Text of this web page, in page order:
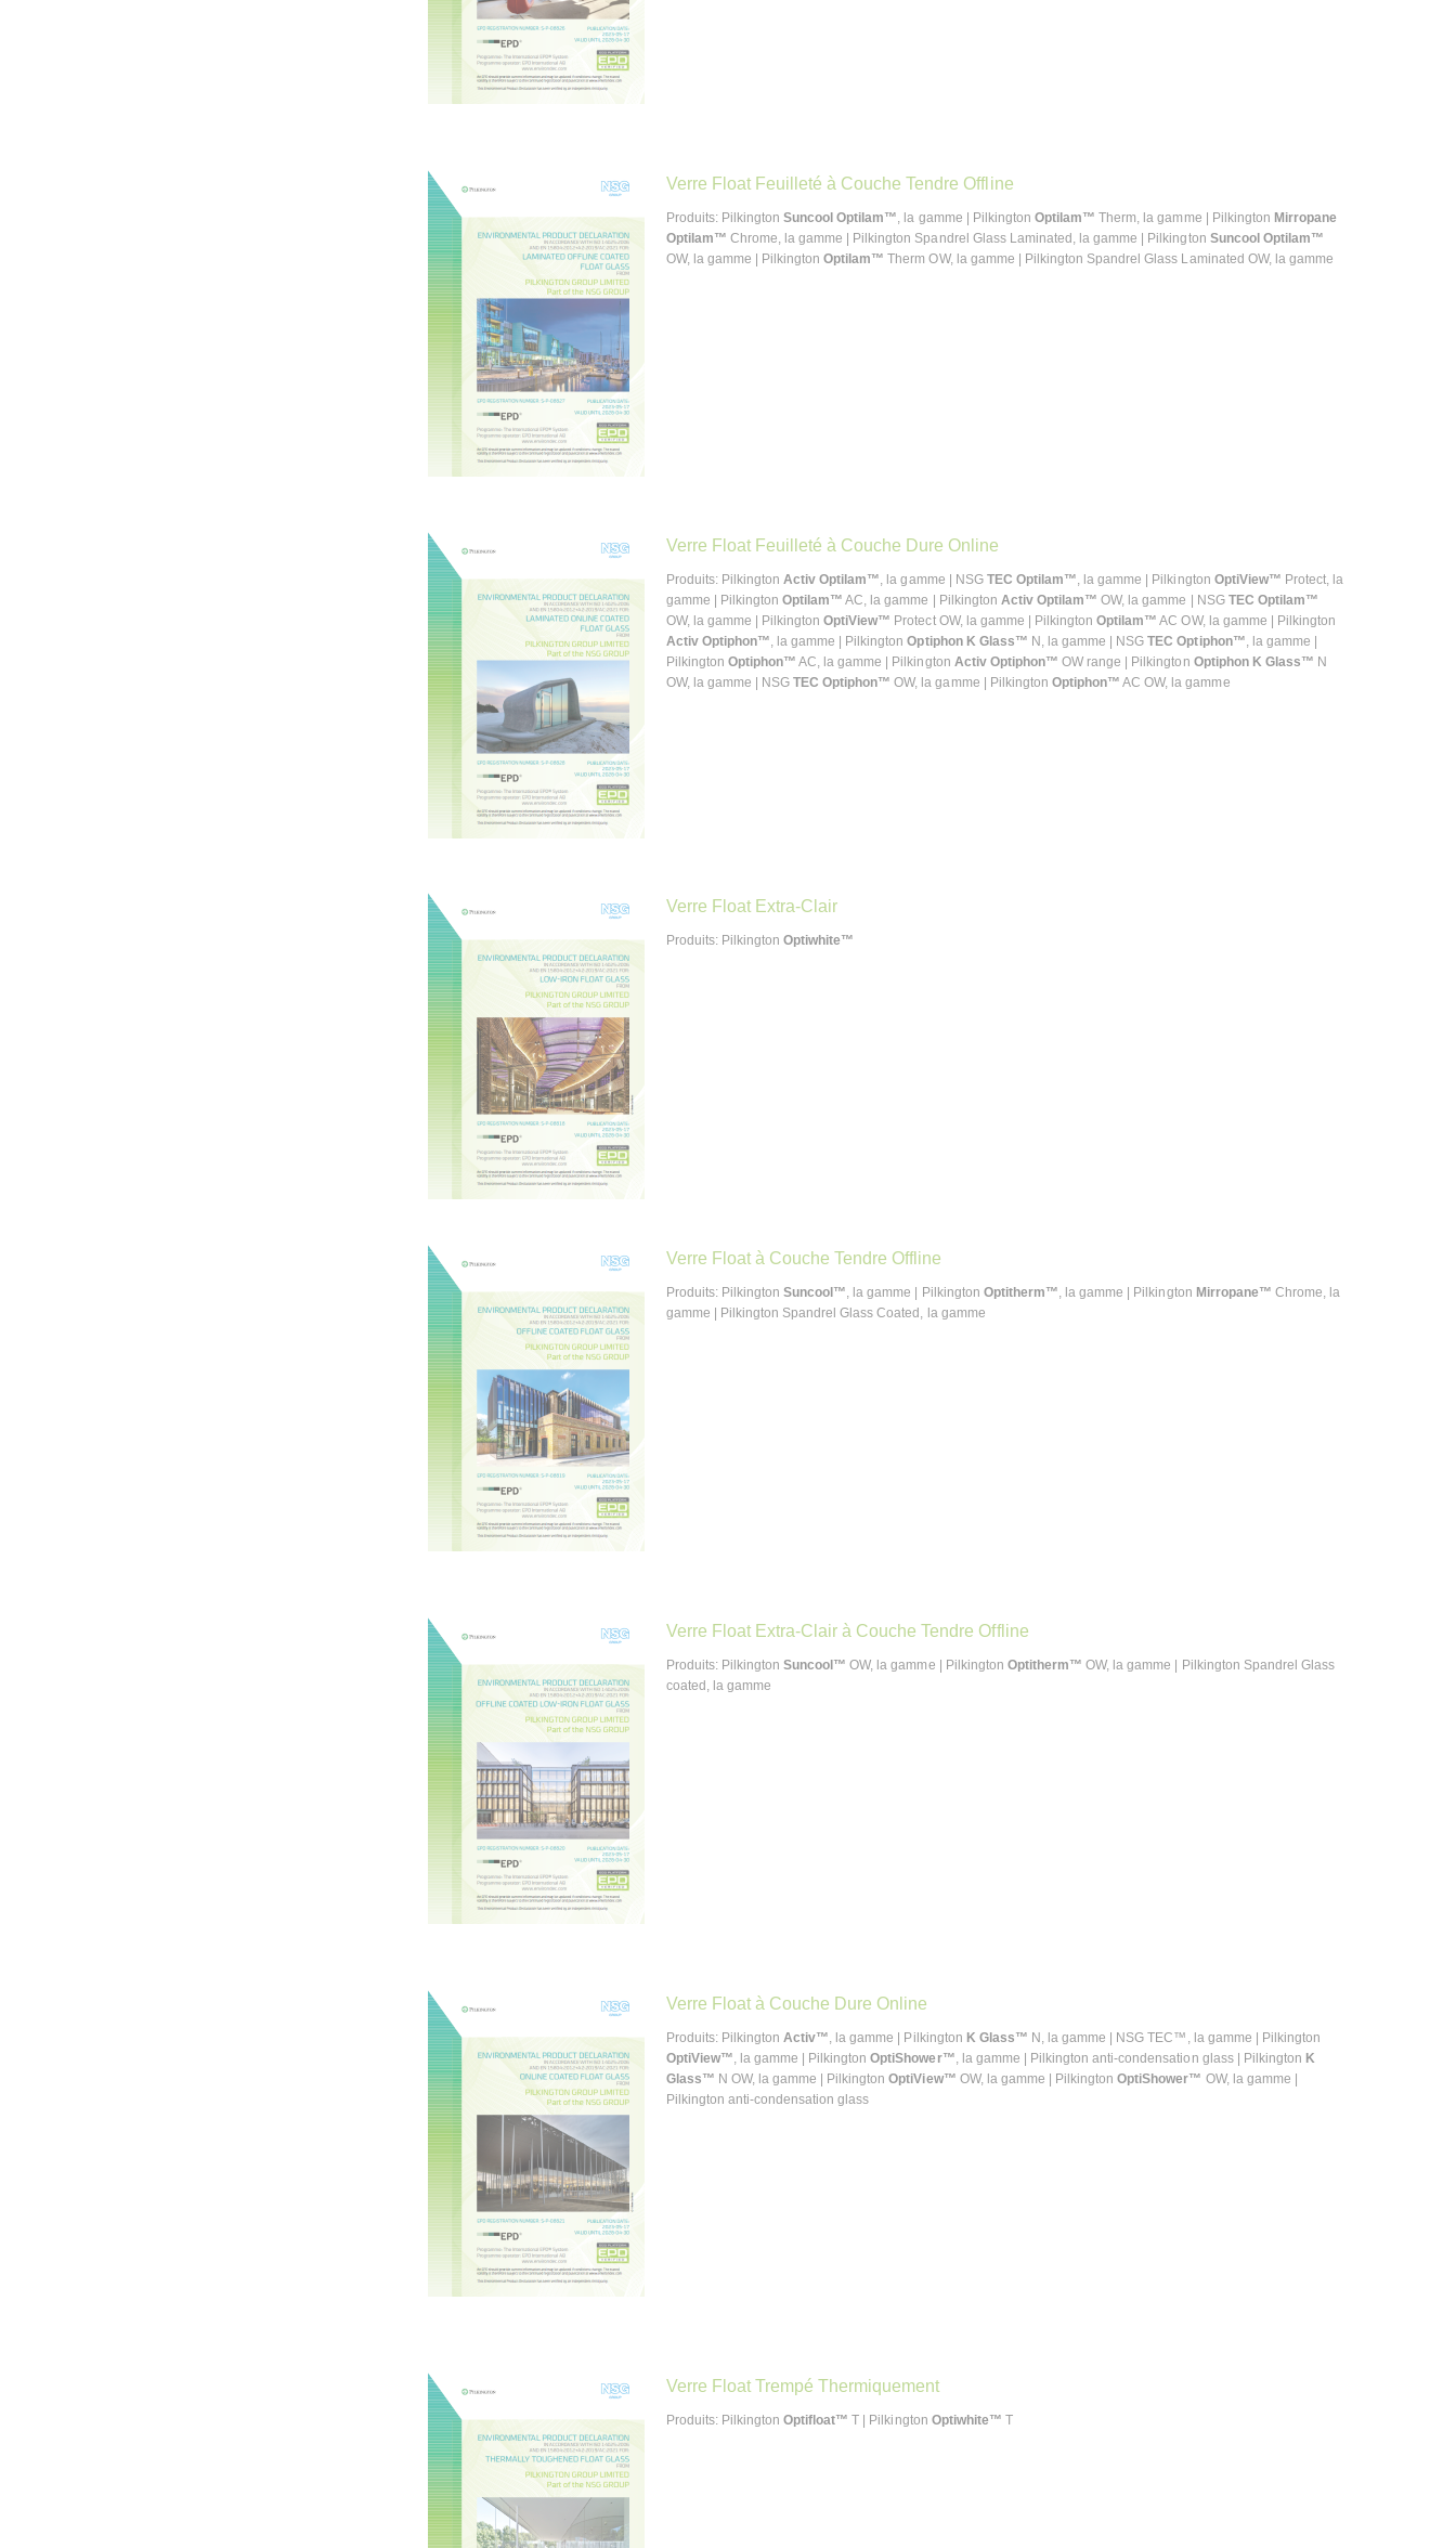
Verre Float Feuilleté à Couche Tendre Offline
Produits: PilkingtonSuncool Optilam™ , la gamme | Pilkington Optilam™ Therm, la gamme | Pilkington Mirropane
Optilam™ Chrome, la gamme | Pilkington Spandrel Glass Laminated, la gamme | Pilkington Suncool Optilam™
OW, la gamme | PilkingtonOptilam™ Therm OW, la gamme | Pilkington Spandrel Glass Laminated OW, la gamme
Verre Float Feuilleté à Couche Dure Online
Produits: Pilkington Activ Optilam™ , la gamme | NSG TEC Optilam™ , la gamme | Pilkington OptiView™ Protect, la
gamme | Pilkington Optilam™ AC, la gamme | Pilkington Activ Optilam™ OW, la gamme | NSG TEC Optilam™
OW, la gamme | PilkingtonOptiView™ Protect OW, la gamme | PilkingtonOptilam™ AC OW, la gamme | Pilkington
Activ Optiphon™ , la gamme | PilkingtonOptiphon K Glass™ N, la gamme | NSGTEC Optiphon™ , la gamme |
Pilkington Optiphon™ AC, la gamme | Pilkington Activ Optiphon™ OW range | Pilkington Optiphon K Glass™ N
OW, la gamme | NSG TEC Optiphon™ OW, la gamme | Pilkington Optiphon™ AC OW, la gamme
Verre Float Extra-Clair
Produits: PilkingtonOptiwhite™
Verre Float à Couche Tendre Offline
Produits: PilkingtonSuncool™ , la gamme | Pilkington Optitherm™ , la gamme | Pilkington Mirropane™ Chrome, la
gamme | Pilkington Spandrel Glass Coated, la gamme
Verre Float Extra-Clair à Couche Tendre Offline
Produits: PilkingtonSuncool™ OW, la gamme | Pilkington Optitherm™ OW, la gamme | Pilkington Spandrel Glass
coated, la gamme
Verre Float à Couche Dure Online
Produits: Pilkington Activ™ , la gamme | Pilkington K Glass™ N, la gamme | NSG TEC™, la gamme | Pilkington
OptiView™ , la gamme | PilkingtonOptiShower™ , la gamme | Pilkington anti-condensation glass | Pilkington K
Glass™ N OW, la gamme | PilkingtonOptiView™ OW, la gamme | PilkingtonOptiShower™ OW, la gamme |
Pilkington anti-condensation glass
Verre Float Trempé Thermiquement
Produits: PilkingtonOptifloat™ T | Pilkington Optiwhite™ T